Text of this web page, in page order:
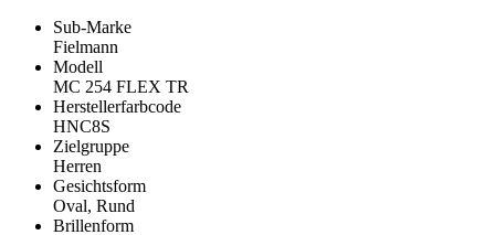
Sub-Marke
Fielmann
Modell
MC 254 FLEX TR
Herstellerfarbcode
HNC8S
Zielgruppe
Herren
Gesichtsform
Oval, Rund
Brillenform